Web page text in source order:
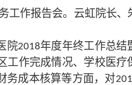
工作报告会。云虹院长、
院2018年度年终工作总结
工作完成情况、学校医疗
务成本核算等方面，对